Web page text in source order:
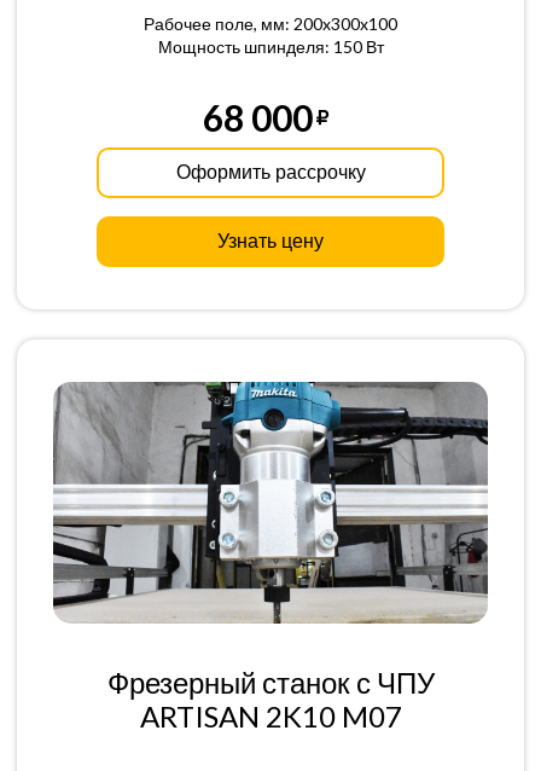
Рабочее поле, мм: 200x300x100
Мощность шпинделя: 150 Вт
68 000
Оформить рассрочку
Узнать цену
Фрезерный станок с ЧПУ
ARTISAN 2K10 M07